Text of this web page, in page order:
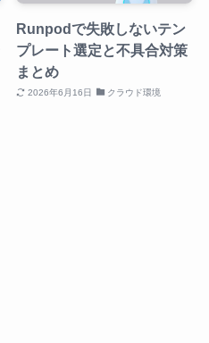
Runpodで失敗しないテン
プレート選定と不具合対策
まとめ
2026年6月16日 クラウド環境